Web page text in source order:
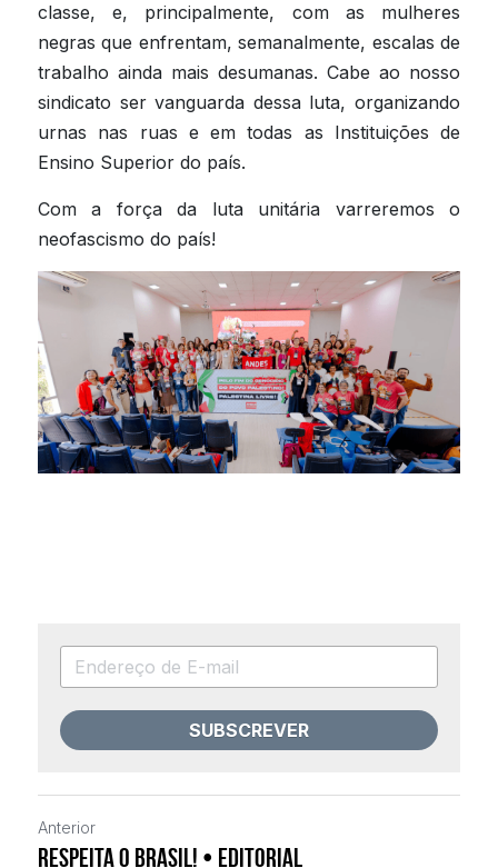
classe, e, principalmente, com as mulheres
negras que enfrentam, semanalmente, escalas de
trabalho ainda mais desumanas. Cabe ao nosso
sindicato ser vanguarda dessa luta, organizando
urnas nas ruas e em todas as Instituições de
Ensino Superior do país.
Com a força da luta unitária varreremos o
neofascismo do país!
SUBSCREVER
Anterior
Respeita o Brasil! • Editorial